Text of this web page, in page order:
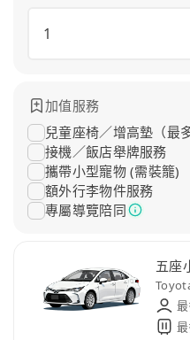
1
加值服務
兒童座椅／增高墊（最
接機／飯店舉牌服務
攜帶小型寵物 (需裝籠)
額外行李物件服務
專屬導覽陪同
五座
五座
九座
尊榮
尊榮
保母
無障